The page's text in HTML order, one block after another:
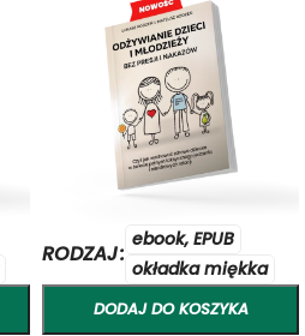
RODZAJ
ebook, EPUB
okładka miękka
DODAJ DO KOSZYKA